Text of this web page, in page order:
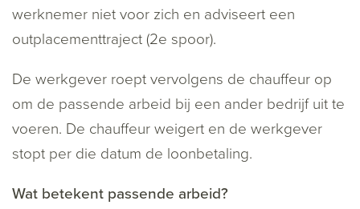
werknemer niet voor zich en adviseert een
outplacementtraject (2e spoor).
De werkgever roept vervolgens de chauffeur op
om de passende arbeid bij een ander bedrijf uit te
voeren. De chauffeur weigert en de werkgever
stopt per die datum de loonbetaling.
Wat betekent passende arbeid?